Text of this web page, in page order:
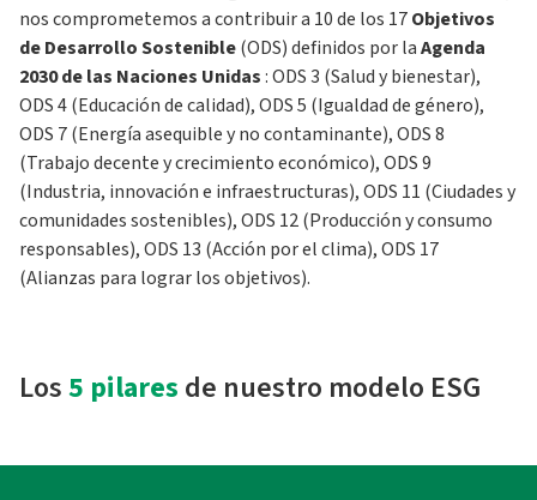
nos comprometemos a contribuir a 10 de los 17Objetivos
de Desarrollo Sostenible(ODS) definidos por laAgenda
2030 de las Naciones Unidas: ODS 3 (Salud y bienestar),
ODS 4 (Educación de calidad), ODS 5 (Igualdad de género),
ODS 7 (Energía asequible y no contaminante), ODS 8
(Trabajo decente y crecimiento económico), ODS 9
(Industria, innovación e infraestructuras), ODS 11 (Ciudades y
comunidades sostenibles), ODS 12 (Producción y consumo
responsables), ODS 13 (Acción por el clima), ODS 17
(Alianzas para lograr los objetivos).
Los5 pilares de nuestro modelo ESG